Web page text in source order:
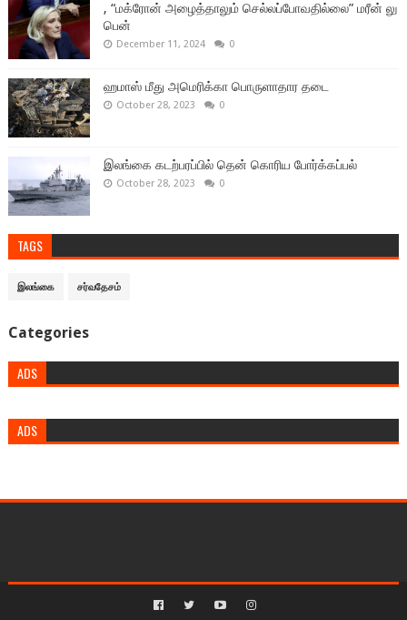
, “மக்ரோன் அழைத்தாலும் செல்லப்போவதில்லை” மரீன் லு
பென்
December 11, 2024 0
ஹமாஸ் மீது அமெரிக்கா பொருளாதார தடை
October 28, 2023 0
இலங்கை கடற்பரப்பில் தென் கொரிய போர்க்கப்பல்
October 28, 2023 0
TAGS
இலங்கை சர்வதேசம்
Categories
ADS
ADS